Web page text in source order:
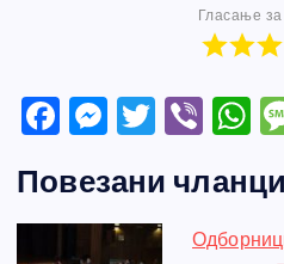
Гласање
F
c
e
M
ss
e
T
itt
er
Vi
er at
s
Повезани чланци